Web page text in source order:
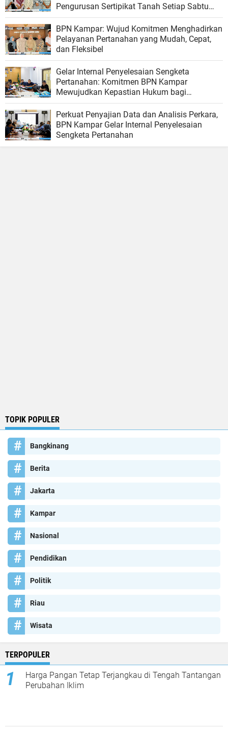
Pengurusan Sertipikat Tanah Setiap Sabtu
dan Minggu
BPN Kampar: Wujud Komitmen Menghadirkan
Pelayanan Pertanahan yang Mudah, Cepat,
dan Fleksibel
Gelar Internal Penyelesaian Sengketa
Pertanahan: Komitmen BPN Kampar
Mewujudkan Kepastian Hukum bagi
Masyarakat
Perkuat Penyajian Data dan Analisis Perkara,
BPN Kampar Gelar Internal Penyelesaian
Sengketa Pertanahan
TOPIK POPULER
Bangkinang
Berita
Jakarta
Kampar
Nasional
Pendidikan
Politik
Riau
Wisata
TERPOPULER
Harga Pangan Tetap Terjangkau di Tengah Tantangan
Perubahan Iklim